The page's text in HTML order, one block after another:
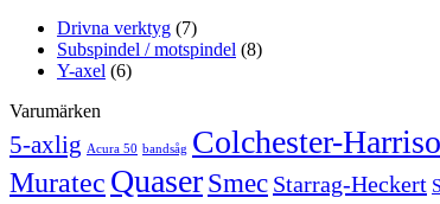
Drivna verktyg (7)
Subspindel / motspindel (8)
Y-axel (6)
Varumärken
5-axlig Acura 50 bandsåg Colchester-
Muratec QuaserSmec Starrag-Heckert